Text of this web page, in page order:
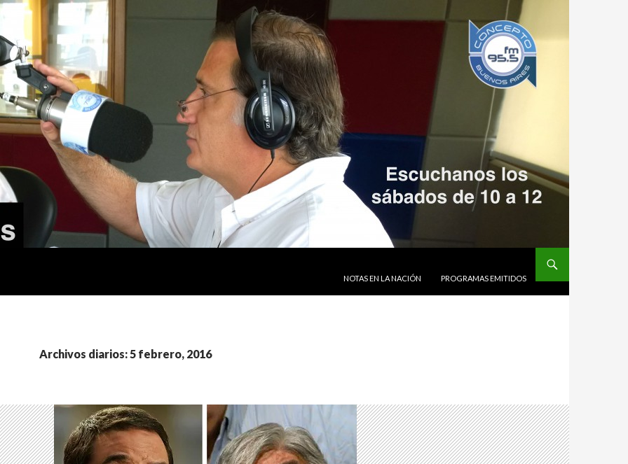
NOTAS EN LA NACIÓN PROGRAMAS EMITIDOS
Archivos diarios: 5 febrero, 2016